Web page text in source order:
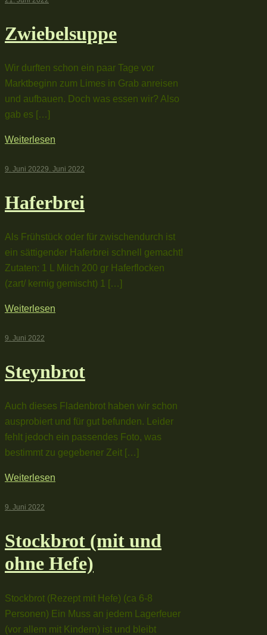
Zwiebelsuppe
Wir durften schon ein paar Tage vor
Marktbeginn zum Limes in Grab anreisen
und aufbauen. Doch was essen wir? Also
gab es […]
Weiterlesen
9. Juni 20229. Juni 2022
Haferbrei
Als Frühstück oder für zwischendurch ist
ein sättigender Haferbrei schnell gemacht!
Zutaten: 1 L Milch 200 gr Haferflocken
(zart/ kernig gemischt) 1 […]
Weiterlesen
9. Juni 2022
Steynbrot
Auch dieses Fladenbrot haben wir schon
ausprobiert und für gut befunden. Leider
fehlt jedoch ein passendes Foto, was
bestimmt zu gegebener Zeit […]
Weiterlesen
9. Juni 2022
Stockbrot (mit und
ohne Hefe)
Stockbrot (Rezept mit Hefe) (ca 6-8
Personen) Ein Muss an jedem Lagerfeuer
(vor allem mit Kindern) ist und bleibt